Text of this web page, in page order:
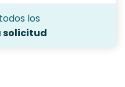
los
solicitud